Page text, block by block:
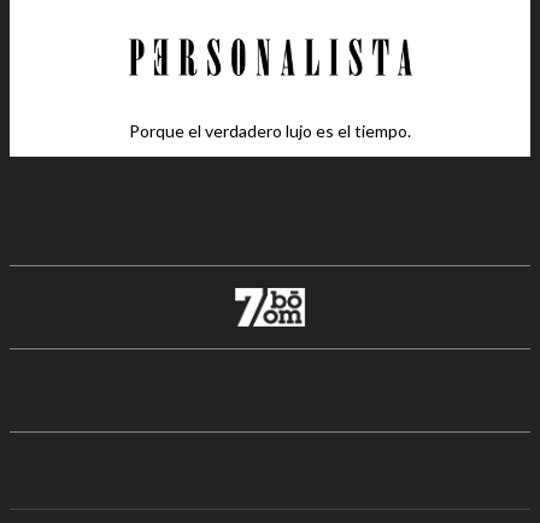
Porque el verdadero lujo es el tiempo.